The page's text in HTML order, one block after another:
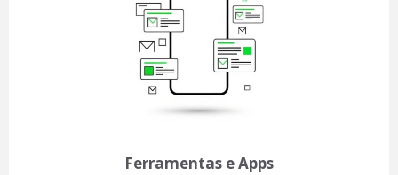
Ferramentas e Apps